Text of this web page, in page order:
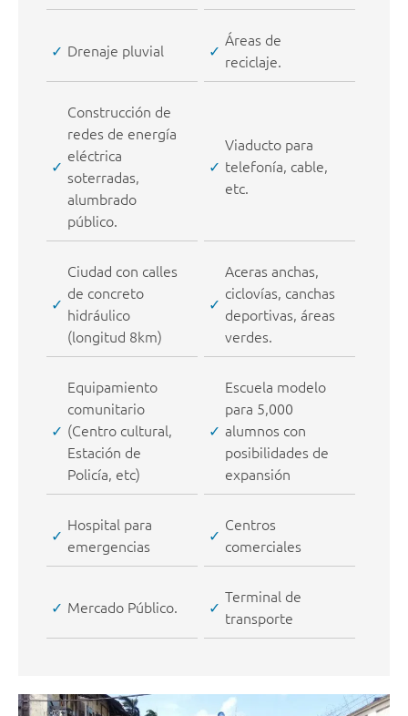
Drenaje pluvial
Áreas de
reciclaje.
Construcción de
redes de energía
eléctrica
soterradas,
alumbrado
público.
Viaducto para
telefonía, cable,
etc.
Ciudad con calles
de concreto
hidráulico
(longitud 8km)
Aceras anchas,
ciclovías, canchas
deportivas, áreas
verdes.
Equipamiento
comunitario
(Centro cultural,
Estación de
Policía, etc)
Escuela modelo
para 5,000
alumnos con
posibilidades de
expansión
Hospital para
emergencias
Centros
comerciales
Mercado Público.
Terminal de
transporte